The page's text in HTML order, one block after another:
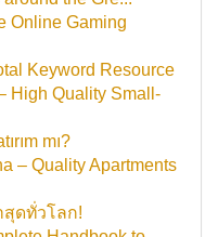
Online Gaming
Keyword Resource
High Quality Small-
mı?
– Quality Apartments
สุดทั่วโลก!